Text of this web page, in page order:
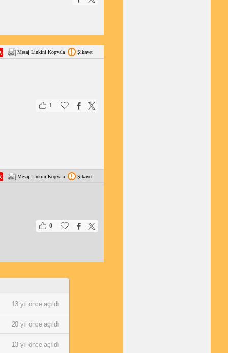
Mesaj Linkini Kopyala Şikayet
1
Mesaj Linkini Kopyala Şikayet
0
13 yıl önce açıldı
20 yıl önce açıldı
13 yıl önce açıldı